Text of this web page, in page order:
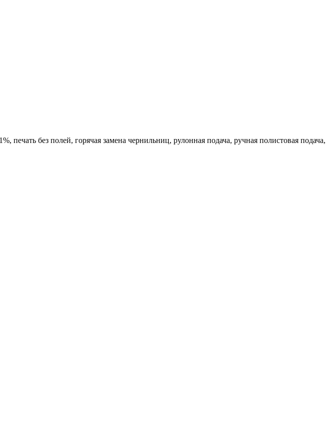
печать без полей, горячая замена чернильниц, рулонная подача, ручная полистовая подача,